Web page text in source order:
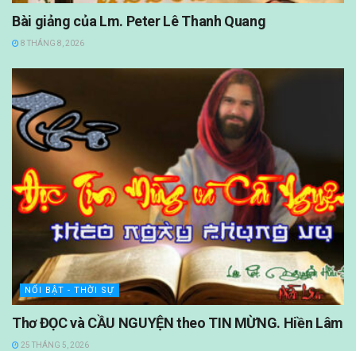
Bài giảng của Lm. Peter Lê Thanh Quang
8 THÁNG 8, 2026
NỔI BẬT - THỜI SỰ
Thơ ĐỌC và CẦU NGUYỆN theo TIN MỪNG. Hiền Lâm
25 THÁNG 5, 2026